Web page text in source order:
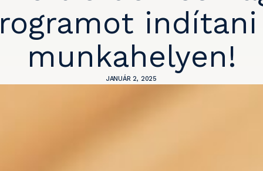
indítani
munkahelyen!
JANUÁR 2, 2025